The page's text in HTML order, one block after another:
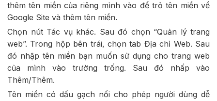
thêm tên miền của riêng mình vào để trỏ tên miền về
Google Site và thêm tên miền.
Chọn nút Tác vụ khác. Sau đó chọn “Quản lý trang
web”. Trong hộp bên trái, chọn tab Địa chỉ Web. Sau
đó nhập tên miền bạn muốn sử dụng cho trang web
của mình vào trường trống. Sau đó nhấp vào
Thêm/Thêm.
Tên miền có dấu gạch nối cho phép người dùng dễ